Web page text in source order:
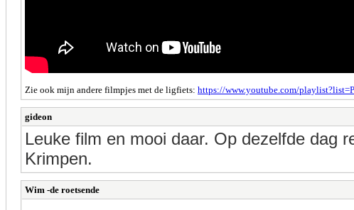
Zie ook mijn andere filmpjes met de ligfiets: https://www.youtube.com/
gideon
Leuke film en mooi daar. Op dezelfde dag
Krimpen.
Wim -de roetsende